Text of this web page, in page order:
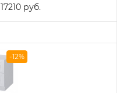
17210 руб.
-12%